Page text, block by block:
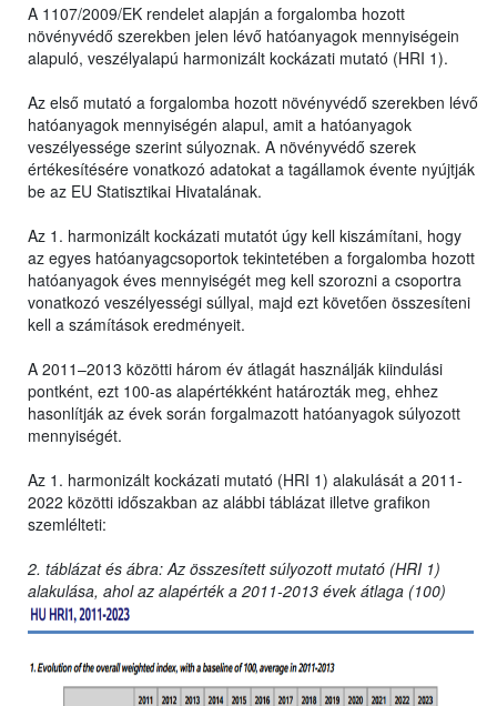
A 1107/2009/EK rendelet alapján a forgalomba hozott
növényvédő szerekben jelen lévő hatóanyagok mennyiségein
alapuló, veszélyalapú harmonizált kockázati mutató (HRI 1).
Az első mutató a forgalomba hozott növényvédő szerekben lévő
hatóanyagok mennyiségén alapul, amit a hatóanyagok
veszélyessége szerint súlyoznak. A növényvédő szerek
értékesítésére vonatkozó adatokat a tagállamok évente nyújtják
be az EU Statisztikai Hivatalának.
Az 1. harmonizált kockázati mutatót úgy kell kiszámítani, hogy
az egyes hatóanyagcsoportok tekintetében a forgalomba hozott
hatóanyagok éves mennyiségét meg kell szorozni a csoportra
vonatkozó veszélyességi súllyal, majd ezt követően összesíteni
kell a számítások eredményeit.
A 2011–2013 közötti három év átlagát használják kiindulási
pontként, ezt 100-as alapértékként határozták meg, ehhez
hasonlítják az évek során forgalmazott hatóanyagok súlyozott
mennyiségét.
Az 1. harmonizált kockázati mutató (HRI 1) alakulását a 2011-
2022 közötti időszakban az alábbi táblázat illetve grafikon
szemlélteti:
2. táblázat és ábra: Az összesített súlyozott mutató (HRI 1)
alakulása, ahol az alapérték a 2011-2013 évek átlaga (100)